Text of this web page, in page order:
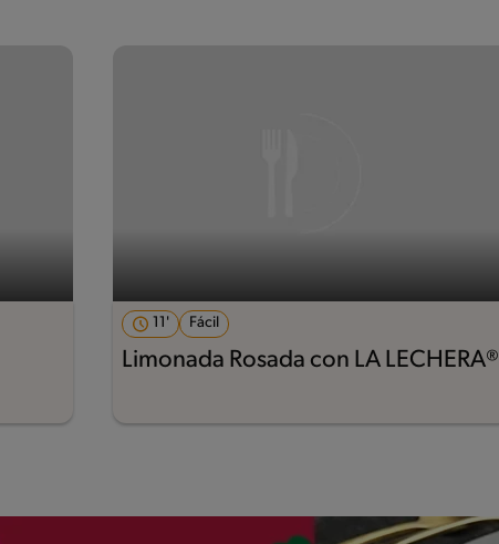
11' Fácil
Limonada Rosada con LA LECHERA®